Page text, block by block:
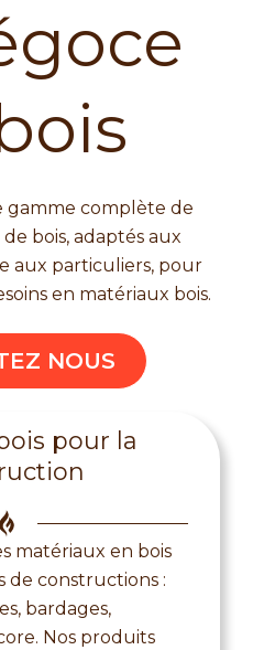
gamme complète de
bois, adaptés aux
aux particuliers, pour
en matériaux bois.
NOUS
pour la
matériaux en bois
de constructions :
bardages,
Nos produits